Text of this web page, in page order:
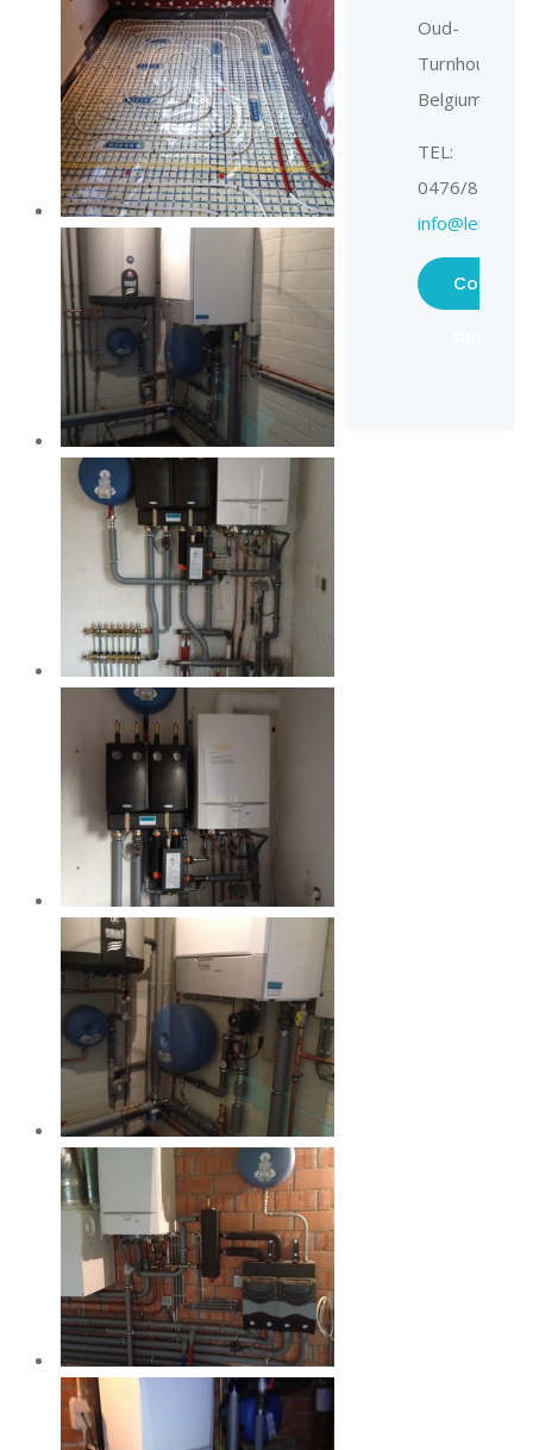
Oud-
Turnhout,
Belgium
TEL:
0476/897312